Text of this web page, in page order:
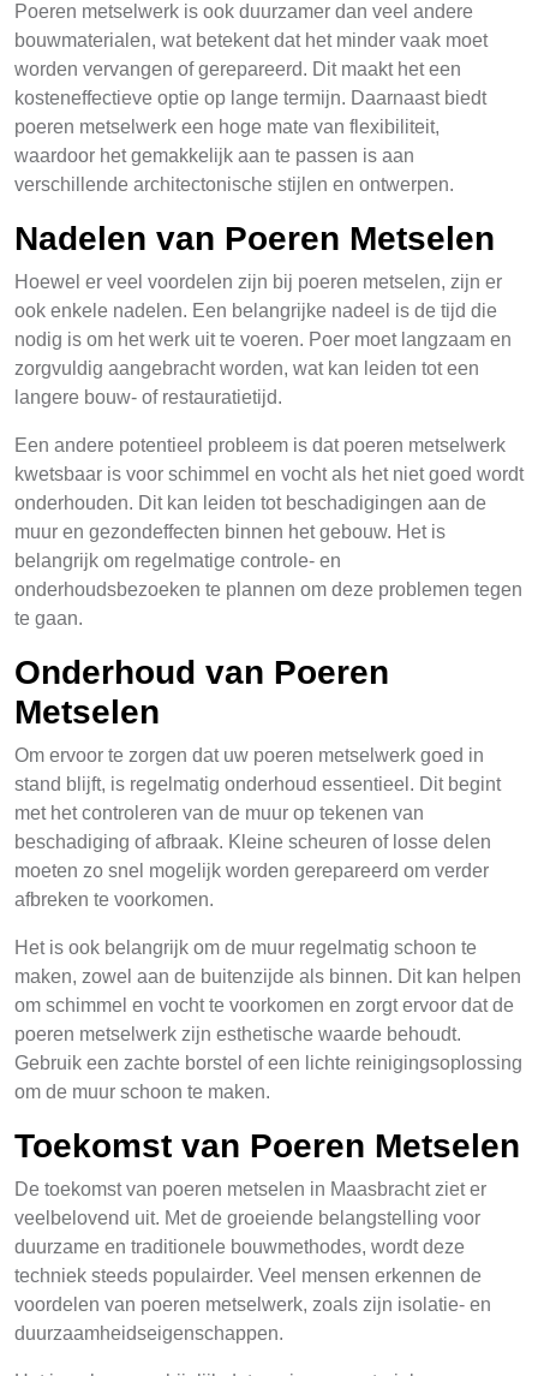
Poeren metselwerk is ook duurzamer dan veel andere
bouwmaterialen, wat betekent dat het minder vaak moet
worden vervangen of gerepareerd. Dit maakt het een
kosteneffectieve optie op lange termijn. Daarnaast biedt
poeren metselwerk een hoge mate van flexibiliteit,
waardoor het gemakkelijk aan te passen is aan
verschillende architectonische stijlen en ontwerpen.
Nadelen van Poeren Metselen
Hoewel er veel voordelen zijn bij poeren metselen, zijn er
ook enkele nadelen. Een belangrijke nadeel is de tijd die
nodig is om het werk uit te voeren. Poer moet langzaam en
zorgvuldig aangebracht worden, wat kan leiden tot een
langere bouw- of restauratietijd.
Een andere potentieel probleem is dat poeren metselwerk
kwetsbaar is voor schimmel en vocht als het niet goed wordt
onderhouden. Dit kan leiden tot beschadigingen aan de
muur en gezondeffecten binnen het gebouw. Het is
belangrijk om regelmatige controle- en
onderhoudsbezoeken te plannen om deze problemen tegen
te gaan.
Onderhoud van Poeren
Metselen
Om ervoor te zorgen dat uw poeren metselwerk goed in
stand blijft, is regelmatig onderhoud essentieel. Dit begint
met het controleren van de muur op tekenen van
beschadiging of afbraak. Kleine scheuren of losse delen
moeten zo snel mogelijk worden gerepareerd om verder
afbreken te voorkomen.
Het is ook belangrijk om de muur regelmatig schoon te
maken, zowel aan de buitenzijde als binnen. Dit kan helpen
om schimmel en vocht te voorkomen en zorgt ervoor dat de
poeren metselwerk zijn esthetische waarde behoudt.
Gebruik een zachte borstel of een lichte reinigingsoplossing
om de muur schoon te maken.
Toekomst van Poeren Metselen
De toekomst van poeren metselen in Maasbracht ziet er
veelbelovend uit. Met de groeiende belangstelling voor
duurzame en traditionele bouwmethodes, wordt deze
techniek steeds populairder. Veel mensen erkennen de
voordelen van poeren metselwerk, zoals zijn isolatie- en
duurzaamheidseigenschappen.